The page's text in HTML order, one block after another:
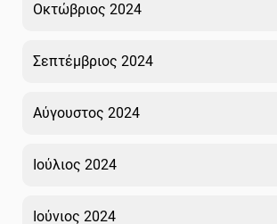
Οκτώβριος 2024
Σεπτέμβριος 2024
Αύγουστος 2024
Ιούλιος 2024
Ιούνιος 2024